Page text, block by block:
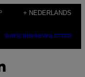
+ NEDERLANDS
SUBSCRIBENEWSLETTER